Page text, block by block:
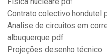
Fisica nucleare pdf
Contrato colectivo hondutel
Analise de circuitos em
albuquerque pdf
Projeções desenho técnico